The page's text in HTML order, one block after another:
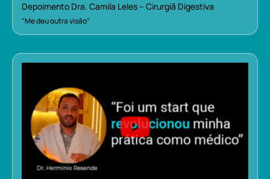
Depoimento Dra. Camila Leles – Cirurgiã Digestiva
“Me deu outra visão”